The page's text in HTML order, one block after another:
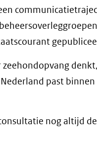
past binnen
nog altijd de